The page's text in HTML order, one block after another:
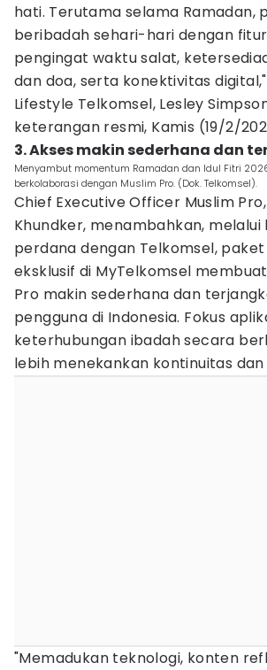
hati. Terutama selama Ramadan,
beribadah sehari-hari dengan
pengingat waktu salat,
dan doa, serta konektivitas
Lifestyle Telkomsel, Lesley
keterangan resmi, Kamis (19/2/
3. Akses makin sederhana dan
Menyambut momentum Ramadan dan Idul Fitri
berkolaborasi dengan Muslim Pro. (Dok. Telkomsel).
Chief Executive Officer Muslim
Khundker, menambahkan, melalui
perdana dengan Telkomsel,
eksklusif di MyTelkomsel
Pro makin sederhana dan
pengguna di Indonesia. Fokus
keterhubungan ibadah secara
lebih menekankan kontinuitas
"Memadukan teknologi, konten